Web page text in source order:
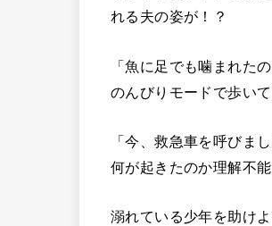
れる夫の姿が！？
「魚に足でも噛まれたの
のんびりモードで歩い
「今、救急車を呼びまし
何が起きたのか理解不
溺れている少年を助け